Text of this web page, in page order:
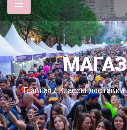
Главная/ Классы доставки